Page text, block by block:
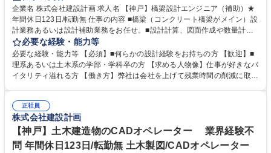
企業名 株式会社建設計画 求人名 【神戸】橋梁設計エンジニア（補助）★
年間休日123日/転勤無 仕事の内容 ■橋梁（コンクリート橋梁がメイン）設
計業務あるいは設計補助業務をお任せ。■設計計算、図面作成や数量計算
など設計技術者の指示のもとで業務を行って頂きます。経験の浅い方でも
OJTを通してスキルを磨けます。 ★本ポジションは「新設」の橋梁担当と
なります。補修補強設計も行っておりますが、別担当者が在籍しておりま
す。 ★転勤はなく、神戸で安定して働けます。六アイから大阪湾・神戸
必要な経験・能力等
必要な経験・能力等 【必須】■何らかの設計経験をお持ちの方 【歓迎】■
理系あるいは土木系の学部・学科卒の方 【求める人物像】仕事が好きなバ
イタリティ溢れる方 【働き方】弊社は会社を上げて残業時間の削減に取り
梁、土木構造物等の施工現場を見学できます。（年に数回実施していま
す。）自らのスキルアップに役立ちます。 コンクリートに特化した橋梁の
設計ノウハウが弊社の強みです。 学歴・資格 学歴：大学院 大学 高専 短大
専修学校 高校 語学力： 資格：
正社員
株式会社建設計画
【神戸】土木建造物のCADオペレーター 業界経験不
問 年間休日123日/転勤無 土木製図/CADオペレーター